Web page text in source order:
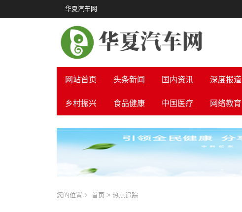
华夏汽车网
网站首页 头条新闻 国内资讯 深度报道
乡村振兴 食品健康 中国医疗 网络教育
您的位置 首页 > 热点追踪